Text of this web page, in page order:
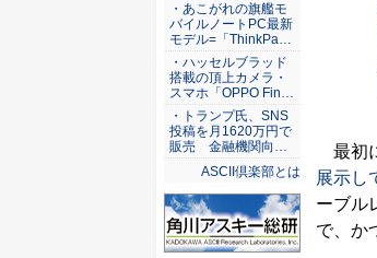
最初
展示し
ーブル
で、か
・あこがれの旗艦モ
バイルノートPC最新
モデル=「ThinkPa…
・ハッセルブラッド
搭載の頂上カメラ・
スマホ「OPPO Fin…
・トランプ氏、SNS
投稿を月1620万円で
販売 金融機関向…
ASCII倶楽部とは